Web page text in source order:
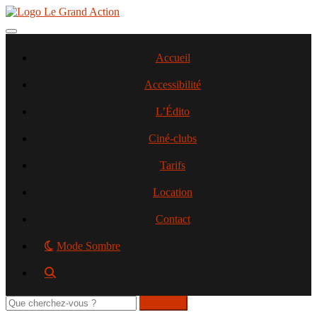
Aller
contenu
Toggle navigation
Accueil
Accessibilité
L’Édito
Ciné-clubs
Tarifs
Location
Contact
Mode Sombre
Rechercher
sur